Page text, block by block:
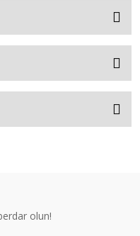
olun!